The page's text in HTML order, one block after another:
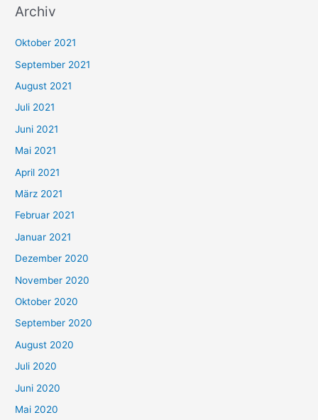
c
n
n
a
c
h
:
Archiv
Oktober 2021
September 2021
August 2021
Juli 2021
Juni 2021
Mai 2021
April 2021
März 2021
Februar 2021
Januar 2021
Dezember 2020
November 2020
Oktober 2020
September 2020
August 2020
Juli 2020
Juni 2020
Mai 2020